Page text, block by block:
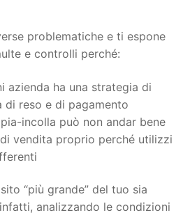
problematiche e ti espone
e controlli perché:
azienda ha una strategia di
reso e di pagamento
incolla può non andar bene
vendita proprio perché utilizzi
“più grande” del tuo sia
analizzando le condizioni